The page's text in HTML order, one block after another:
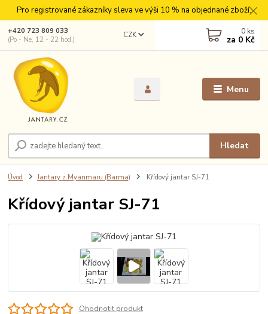
Pro registrované zákazníky sleva ve výši 10 % na objednané zboží.
Menu
CZK
Hledat
+420 723 809 033
(Po - Ne, 12 - 22 hod.)
0 ks
za 0 Kč
Úvod Jantary z Myanmaru (Barma) Křídový jantar SJ-71
Křídový jantar SJ-71
Ohodnotit produkt